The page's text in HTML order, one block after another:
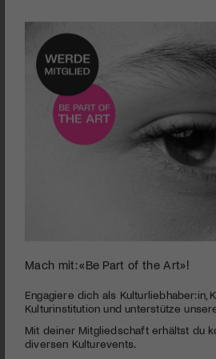
AUSSTELLUNGEN
seconds
minutes,
Aargauer Kunsthaus | La
PUBLIZIERT AM 4. SEPTEMBER 2012
Engagiere dich als Kulturliebhaber:in,
Mit deiner Mitgliedschaft erhältst du